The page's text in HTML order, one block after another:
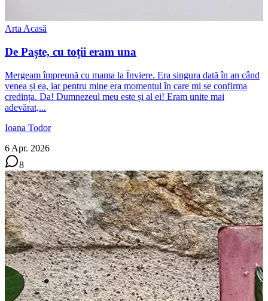
Arta Acasă
De Paște, cu toții eram una
Mergeam împreună cu mama la Înviere. Era singura dată în an când
venea și ea, iar pentru mine era momentul în care mi se confirma
credința. Da! Dumnezeul meu este și al ei! Eram unite mai
adevărat,...
Ioana Todor
6 Apr. 2026
8